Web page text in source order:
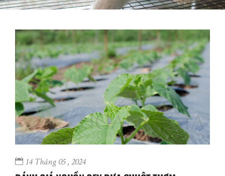
14 Tháng 05 , 2024